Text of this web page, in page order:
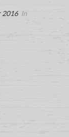
2016 In